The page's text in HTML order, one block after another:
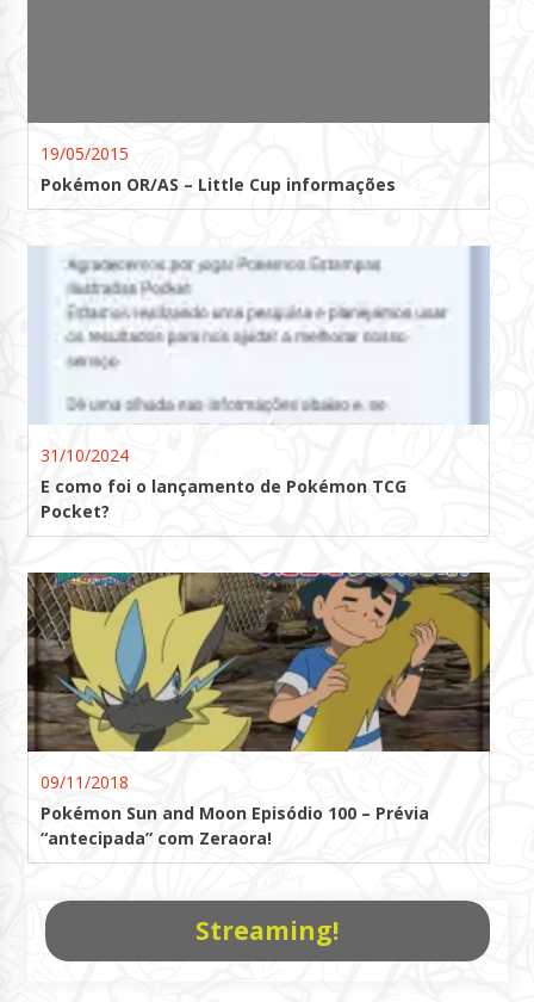
19/05/2015
Pokémon OR/AS – Little Cup informações
31/10/2024
E como foi o lançamento de Pokémon TCG
Pocket?
09/11/2018
Pokémon Sun and Moon Episódio 100 – Prévia
“antecipada” com Zeraora!
Streaming!